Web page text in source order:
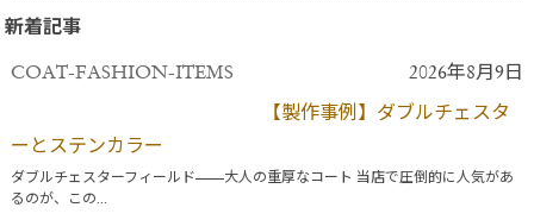
新着記事
COAT-FASHION-ITEMS 2026年8月9日
【製作事例】ダブルチェスタ
ーとステンカラー
ダブルチェスターフィールド——大人の重厚なコート 当店で圧倒的に人気があ
るのが、この...